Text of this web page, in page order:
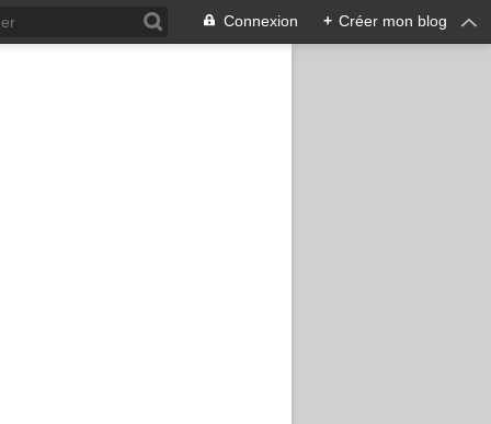
Connexion + Créer mon blog